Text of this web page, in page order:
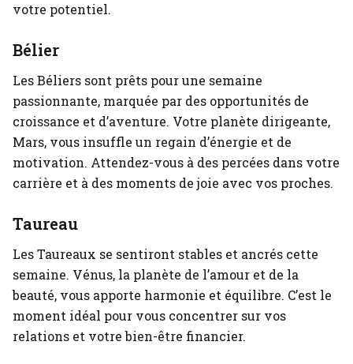
votre potentiel.
Bélier
Les Béliers sont prêts pour une semaine
passionnante, marquée par des opportunités de
croissance et d’aventure. Votre planète dirigeante,
Mars, vous insuffle un regain d’énergie et de
motivation. Attendez-vous à des percées dans votre
carrière et à des moments de joie avec vos proches.
Taureau
Les Taureaux se sentiront stables et ancrés cette
semaine. Vénus, la planète de l’amour et de la
beauté, vous apporte harmonie et équilibre. C’est le
moment idéal pour vous concentrer sur vos
relations et votre bien-être financier.